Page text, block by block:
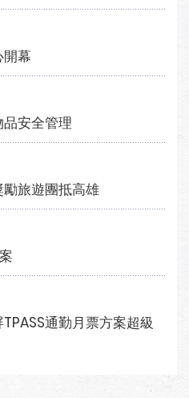
幕
安全管理
旅遊團抵高雄
通勤月票方案超級